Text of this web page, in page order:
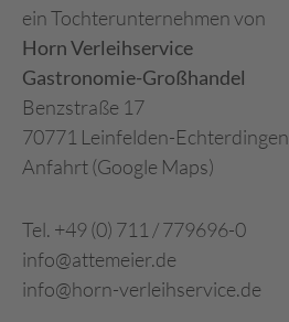
ein Tochterunternehmen von
Horn Verleihservice
Gastronomie-Großhandel
Benzstraße 17
70771 Leinfelden-Echterdingen
Anfahrt (Google Maps)
Tel. +49 (0) 711 / 779696-0
info@attemeier.de
info@horn-verleihservice.de